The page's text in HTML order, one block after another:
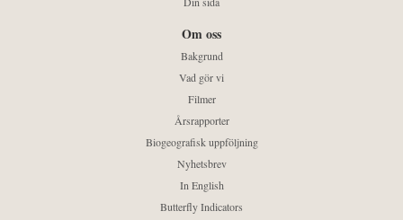
Om oss
Bakgrund
Vad gör vi
Filmer
Årsrapporter
Biogeografisk uppföljning
Nyhetsbrev
In English
Butterfly Indicators